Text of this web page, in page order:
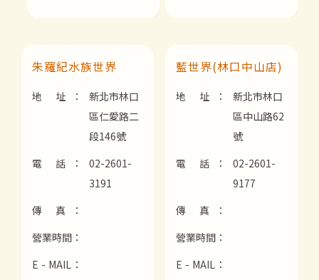
朱羅紀水族世界
地 址：
新北市林口
區仁愛路二
段146號
電 話：
02-2601-
3191
傳 真：
營業時間：
E - MAIL：
藍世界(林口中山店)
地 址：
新北市林口
區中山路62
號
電 話：
02-2601-
9177
傳 真：
營業時間：
E - MAIL：